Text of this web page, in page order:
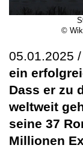
©
05.01.2025 /
ein
Dass er zu
weltweit
seine 37
Millionen